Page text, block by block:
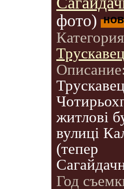
фото)
житлові
вулиці
(тепер
Год